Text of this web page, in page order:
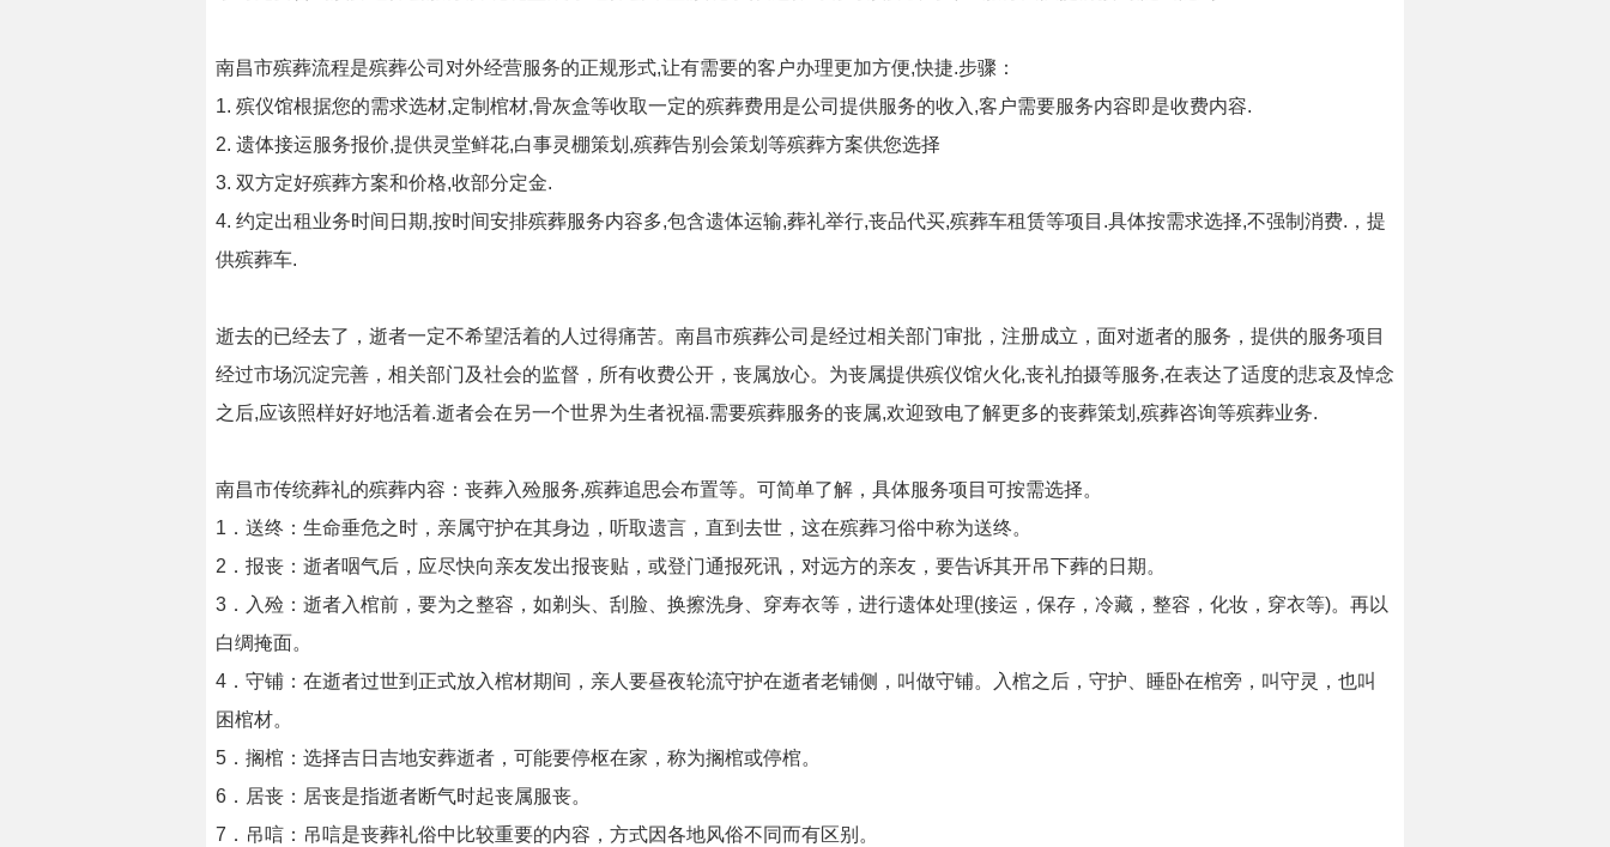
南昌市殡葬流程是殡葬公司对外经营服务的正规形式,让有需要的客户办理更加方便,快捷.步骤：
1. 殡仪馆根据您的需求选材,定制棺材,骨灰盒等收取一定的殡葬费用是公司提供服务的收入,客户需要服务内容即是收费内容.
2. 遗体接运服务报价,提供灵堂鲜花,白事灵棚策划,殡葬告别会策划等殡葬方案供您选择
3. 双方定好殡葬方案和价格,收部分定金.
4. 约定出租业务时间日期,按时间安排殡葬服务内容多,包含遗体运输,葬礼举行,丧品代买,殡葬车租赁等项目.具体按需求选择,不强制消费.，提
供殡葬车.
逝去的已经去了，逝者一定不希望活着的人过得痛苦。南昌市殡葬公司是经过相关部门审批，注册成立，面对逝者的服务，提供的服务项目
经过市场沉淀完善，相关部门及社会的监督，所有收费公开，丧属放心。为丧属提供殡仪馆火化,丧礼拍摄等服务,在表达了适度的悲哀及悼念
之后,应该照样好好地活着.逝者会在另一个世界为生者祝福.需要殡葬服务的丧属,欢迎致电了解更多的丧葬策划,殡葬咨询等殡葬业务.
南昌市传统葬礼的殡葬内容：丧葬入殓服务,殡葬追思会布置等。可简单了解，具体服务项目可按需选择。
1．送终：生命垂危之时，亲属守护在其身边，听取遗言，直到去世，这在殡葬习俗中称为送终。
2．报丧：逝者咽气后，应尽快向亲友发出报丧贴，或登门通报死讯，对远方的亲友，要告诉其开吊下葬的日期。
3．入殓：逝者入棺前，要为之整容，如剃头、刮脸、换擦洗身、穿寿衣等，进行遗体处理(接运，保存，冷藏，整容，化妆，穿衣等)。再以
白绸掩面。
4．守铺：在逝者过世到正式放入棺材期间，亲人要昼夜轮流守护在逝者老铺侧，叫做守铺。入棺之后，守护、睡卧在棺旁，叫守灵，也叫
困棺材。
5．搁棺：选择吉日吉地安葬逝者，可能要停枢在家，称为搁棺或停棺。
6．居丧：居丧是指逝者断气时起丧属服丧。
7．吊唁：吊唁是丧葬礼俗中比较重要的内容，方式因各地风俗不同而有区别。